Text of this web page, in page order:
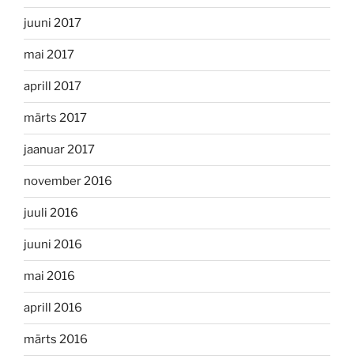
juuni 2017
mai 2017
aprill 2017
märts 2017
jaanuar 2017
november 2016
juuli 2016
juuni 2016
mai 2016
aprill 2016
märts 2016